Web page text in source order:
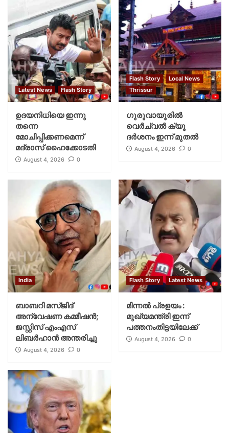
Latest News Flash Story
ഉദയനിധിയെ ഇന്നു
തന്നെ
മോചിപ്പിക്കണമെന്ന്
മദ്രാസ് ഹൈക്കോടതി
August 4, 2026 0
Flash Story
Local News
Thrissur
ഗുരുവായൂരില്‍
വെര്‍ച്വല്‍ ക്യൂ
ദര്‍ശനം ഇന്ന് മുതല്‍
August 4, 2026 0
India
ബാബറി മസ്ജിദ്
അന്വേഷണ കമ്മീഷന്‍;
ജസ്റ്റിസ് എംഎസ്
ലിബര്‍ഹാന്‍ അന്തരിച്ചു
August 4, 2026 0
Flash Story Latest News
മിന്നല്‍ പ്രളയം :
മുഖ്യമന്ത്രി ഇന്ന്
പത്തനംതിട്ടയിലേക്ക്
August 4, 2026 0